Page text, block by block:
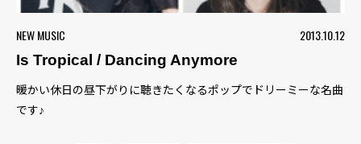
NEW MUSIC
2013.10.12
Is Tropical / Dancing Anymore
暖かい休日の昼下がりに聴きたくなるポップでドリーミーな名曲
です♪